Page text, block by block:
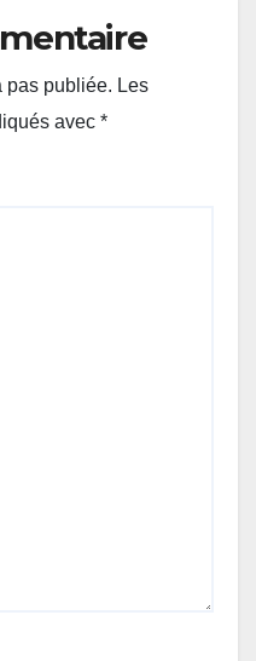
pas publiée. Les
avec *